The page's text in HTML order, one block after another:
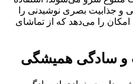
و جذابیت بصری نوشیدنی را
را می‌دهد که از تماشای
و سادگی همیشگی